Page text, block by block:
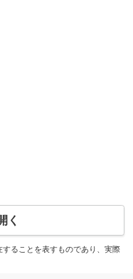
く
ることを表すものであり、実際